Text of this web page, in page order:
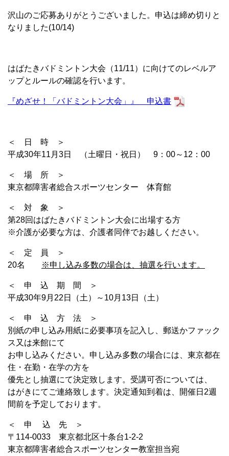
沢山のご応募ありがとうございました。申込は締め切りと
なりました(10/14)
はばたきバドミントン大会（11/11）に向けてのレベルア
ップとルールの確認を行います。
『めざせ！「バドミントン大会」』 申込書
＜ 日 時 ＞
平成30年11月3日 （土曜日・祝日） 9：00～12：00
＜ 場 所 ＞
東京都障害者総合スポーツセンター 体育館
＜ 対 象 ＞
第28回はばたきバドミントン大会に出場する方
※介護が必要な方は、介護者同伴でお越しください。
＜ 定 員 ＞
20名
※申し込み多数の場合は、抽選を行います。
＜ 申 込 期 間 ＞
平成30年9月22日（土）～10月13日（土）
＜ 申 込 方 法 ＞
別紙の申し込み用紙に必要事項を記入し、郵送かファック
ス又は来館にて
お申し込みください。申し込み多数の場合には、東京都在
住・在勤・在学の方を
優先とし抽選にて決定致します。受講可否については、
はがきにてご連絡致します。決定通知到着は、開催日2週
間前を予定しております。
＜ 申 込 先 ＞
〒114-0033 東京都北区十条台1-2-2
東京都障害者総合スポーツセンター教室担当宛